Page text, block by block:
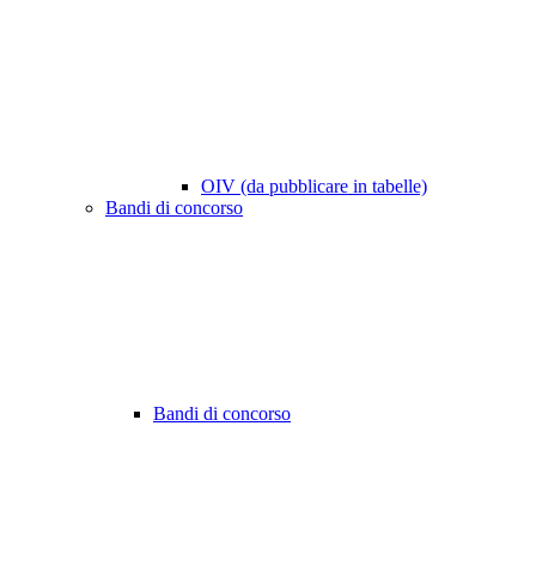
OIV (da pubblicare in tabelle)
Bandi di concorso
Bandi di concorso